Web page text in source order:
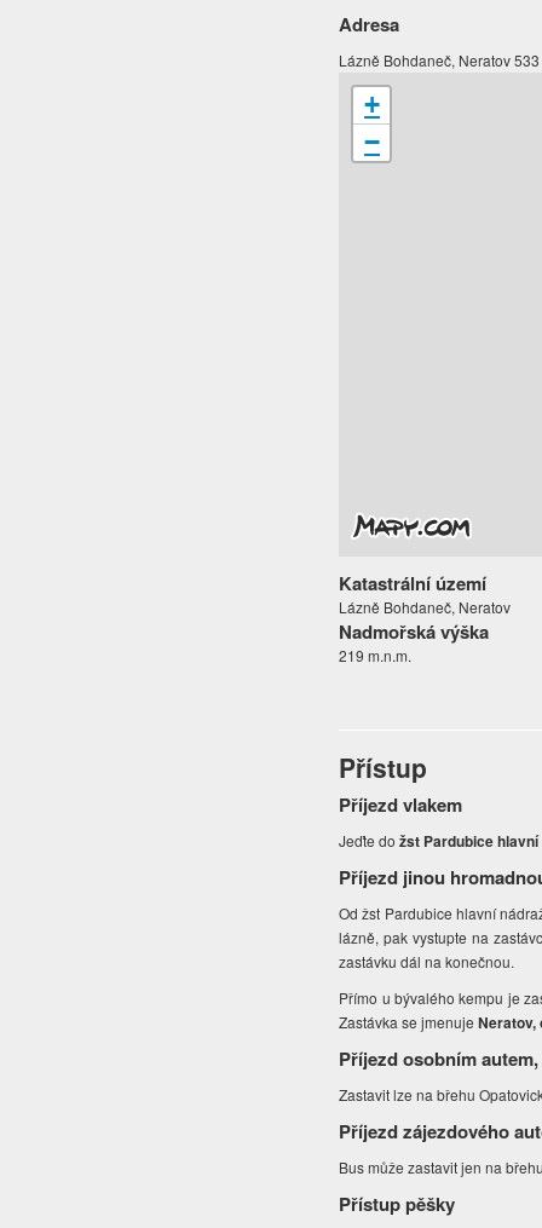
Adresa
Lázně Bohdaneč, Neratov
+
−
Katastrální území
Lázně Bohdaneč, Neratov
Nadmořská výška
219 m.n.m.
Přístup
Příjezd vlakem
Jeďte dožst Pardubice
Příjezd jinou
Od žst Pardubice hlavní
lázně, pak vystupte na
zastávku dál na konečnou.
Přímo u bývalého kempu je
Zastávka se jmenujeNeratov,
Příjezd osobním
Zastavit lze na břehu
Příjezd zájezdového
Bus může zastavit jen na
Přístup pěšky